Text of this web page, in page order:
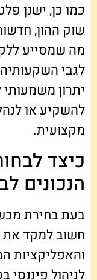
כמו כן, ישנן
שוק ההון,
מה שמסייע
לגבי
יתרון
להשקיע או
מקצועית.
כיצד
הנכונים
בעת בחירת
חשוב למקד
והאפליקציות
לניהול פיננסי